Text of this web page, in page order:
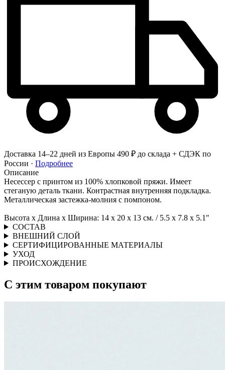
Доставка 14–22 дней из Европы 490 ₽ до склада + СДЭК по
России · Подробнее
Описание
Несессер с принтом из 100% хлопковой пряжи. Имеет
стеганую деталь ткани. Контрастная внутренняя подкладка.
Металлическая застежка-молния с помпоном.
Высота x Длина x Ширина: 14 x 20 x 13 см. / 5.5 x 7.8 x 5.1″
СОСТАВ
ВНЕШНИЙ СЛОЙ
СЕРТИФИЦИРОВАННЫЕ МАТЕРИАЛЫ
УХОД
ПРОИСХОЖДЕНИЕ
С этим товаром покупают